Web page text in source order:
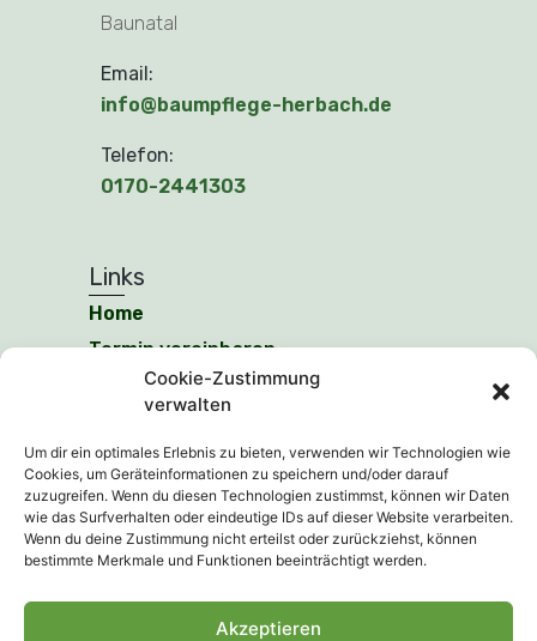
Cookie-Zustimmung
verwalten
Um dir ein optimales Erlebnis zu bieten, verwenden wir Technologien wie
Cookies, um Geräteinformationen zu speichern und/oder darauf
zuzugreifen. Wenn du diesen Technologien zustimmst, können wir Daten
wie das Surfverhalten oder eindeutige IDs auf dieser Website verarbeiten.
Wenn du deine Zustimmung nicht erteilst oder zurückziehst, können
bestimmte Merkmale und Funktionen beeinträchtigt werden.
Akzeptieren
Baunatal
Email:
info@baumpflege-herbach.de
Telefon:
0170-2441303
Links
Home
Termin vereinbaren
Leistungen
Impressum
Zertifizierung